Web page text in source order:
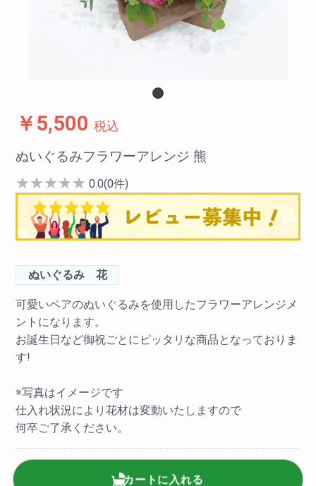
￥5,500 税込
ぬいぐるみフラワーアレンジ 熊
★★★★★ 0.0(0件)
ぬいぐるみ 花
可愛いベアのぬいぐるみを使用したフラワーアレンジメ
ントになります。
お誕生日など御祝ごとにピッタリな商品となっておりま
す!
※写真はイメージです
仕入れ状況により花材は変動いたしますので
何卒ご了承ください。
カートに入れる